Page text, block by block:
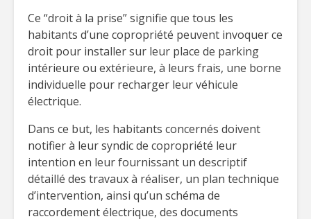
Ce “droit à la prise” signifie que tous les
habitants d’une copropriété peuvent invoquer ce
droit pour installer sur leur place de parking
intérieure ou extérieure, à leurs frais, une borne
individuelle pour recharger leur véhicule
électrique.
Dans ce but, les habitants concernés doivent
notifier à leur syndic de copropriété leur
intention en leur fournissant un descriptif
détaillé des travaux à réaliser, un plan technique
d’intervention, ainsi qu’un schéma de
raccordement électrique, des documents